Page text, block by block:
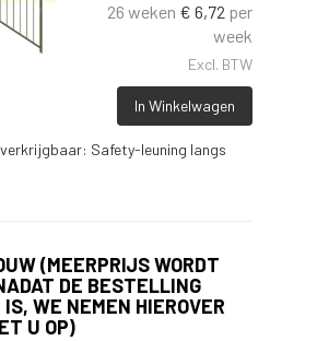
26 weken € 6,72 per
week
Excl. BTW
In Winkelwagen
Safety-leuning langs
(MEERPRIJS WORDT
DE BESTELLING
WE NEMEN HIEROVER
U OP)